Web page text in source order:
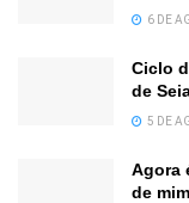
6 DE
Ciclo
de
5 DE
Agora
de